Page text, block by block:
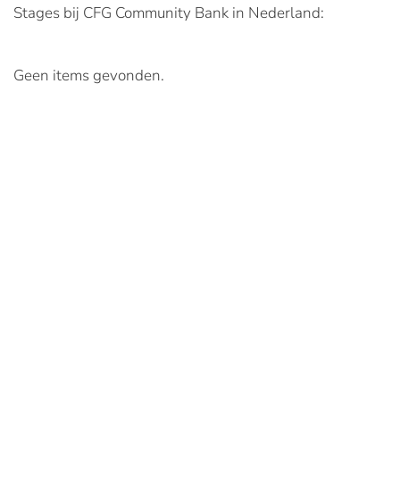
Stages bij CFG Community Bank in Nederland:
Geen items gevonden.